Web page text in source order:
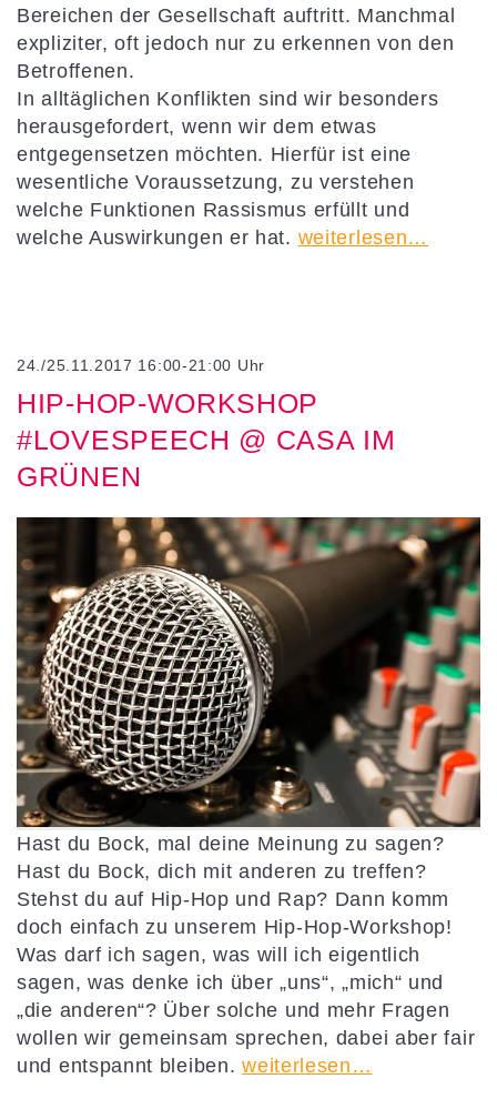
Bereichen der Gesellschaft auftritt. Manchmal
expliziter, oft jedoch nur zu erkennen von den
Betroffenen.
In alltäglichen Konflikten sind wir besonders
herausgefordert, wenn wir dem etwas
entgegensetzen möchten. Hierfür ist eine
wesentliche Voraussetzung, zu verstehen
welche Funktionen Rassismus erfüllt und
welche Auswirkungen er hat. weiterlesen…
24./25.11.2017 16:00-21:00 Uhr
HIP-HOP-WORKSHOP
#LOVESPEECH @ CASA IM
GRÜNEN
Hast du Bock, mal deine Meinung zu sagen?
Hast du Bock, dich mit anderen zu treffen?
Stehst du auf Hip-Hop und Rap? Dann komm
doch einfach zu unserem Hip-Hop-Workshop!
Was darf ich sagen, was will ich eigentlich
sagen, was denke ich über „uns“, „mich“ und
„die anderen“? Über solche und mehr Fragen
wollen wir gemeinsam sprechen, dabei aber fair
und entspannt bleiben.weiterlesen…